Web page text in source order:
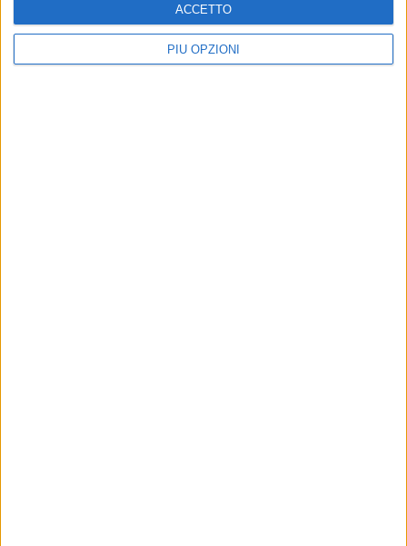
PIÙ OPZIONI
ACCETTO